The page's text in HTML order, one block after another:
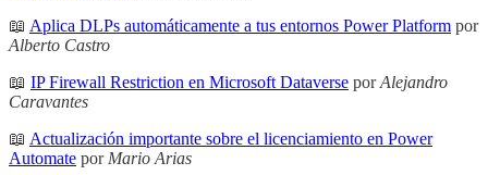
📖 Aplica DLPs automáticamente a tus entornos Power Platform por
Alberto Castro
📖 IP Firewall Restriction en Microsoft Dataverse porAlejandro
Caravantes
📖 Actualización importante sobre el licenciamiento en Power
Automate por Mario Arias